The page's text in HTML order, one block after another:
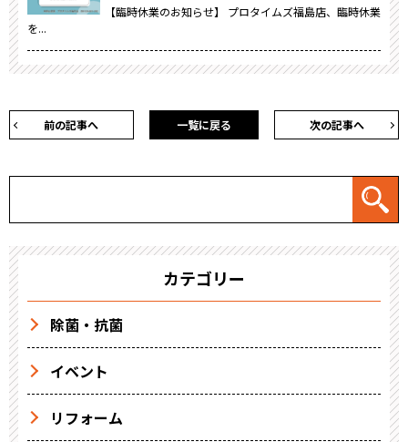
【臨時休業のお知らせ】 プロタイムズ福島店、臨時休業
を...
前の記事へ 次の記事へ
一覧に戻る
カテゴリー
除菌・抗菌
イベント
リフォーム